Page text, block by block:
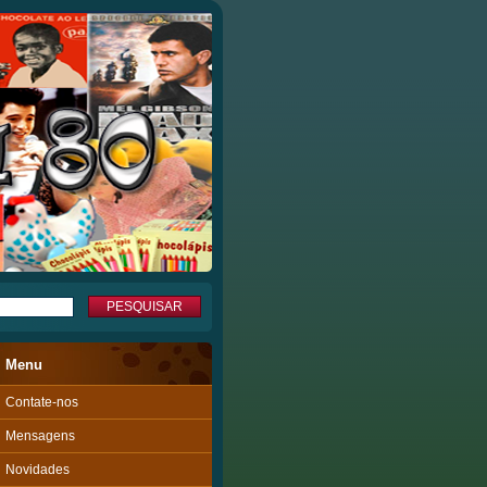
Menu
Contate-nos
Mensagens
Novidades